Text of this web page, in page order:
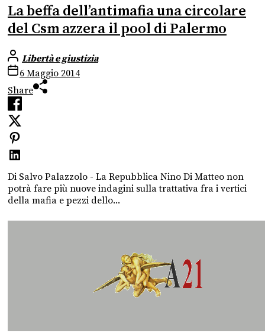
La beffa dell’antimafia una circolare
del Csm azzera il pool di Palermo
Libertà e giustizia
6 Maggio 2014
Share
Di Salvo Palazzolo - La Repubblica Nino Di Matteo non
potrà fare più nuove indagini sulla trattativa fra i vertici
della mafia e pezzi dello...